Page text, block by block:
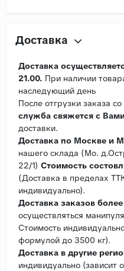
Доставка
Доставка
21.00. При наличии
наследующий день
После отгрузки заказа
служба свяжется с
доставки.
Доставка по Москве и
нашего склада (Мо.
22/1) Стоимость
(Доставка в пределах
индивидуально).
Доставка заказов
осуществляться
Стоимость
формулой до 3500 кг).
Доставка в другие
индивидуально (зависит